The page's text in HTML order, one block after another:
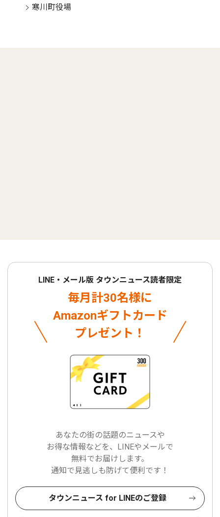
寒川町役場
LINE・メール版 タウンニュース読者限定
毎月計30名様に
Amazonギフトカード
プレゼント！
あなたの街の話題のニュースや
お得な情報などを、LINEやメールで
無料でお届けします。
通知で見逃しも防げて便利です！
タウンニュース for LINEのご登録